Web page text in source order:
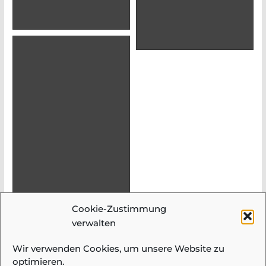
Cookie-Zustimmung
verwalten
Wir verwenden Cookies, um unsere Website zu
optimieren.